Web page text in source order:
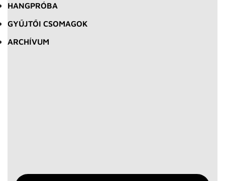
HANGPRÓBA
GYŰJTŐI CSOMAGOK
ARCHÍVUM